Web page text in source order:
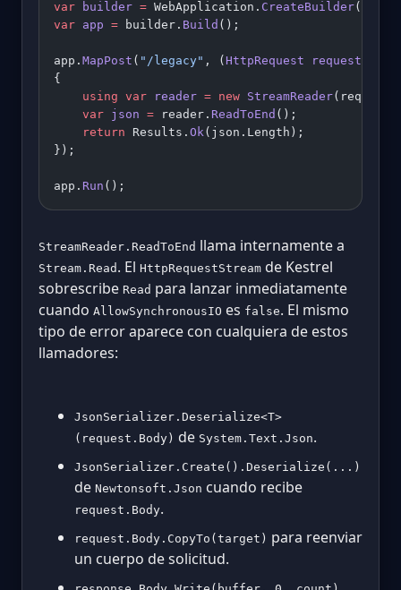
var builder = WebApplication. CreateBuilder
var app = builder. Build ();
app. MapPost ( "/legacy" , (HttpRequest request
{
    using
var reader = new StreamReader
    var
json = reader. ReadToEnd
    return
Results. Ok (json.Length);
});
app. Run ();
StreamReader.ReadToEnd llama internamente a
Stream.Read . El HttpRequestStream de Kestrel
sobrescribe Read para lanzar inmediatamente
cuando AllowSynchronousIO es false. El mismo
tipo de error aparece con cualquiera de estos
llamadores:
JsonSerializer.Deserialize<T>
(request.Body) de System.Text.Json.
JsonSerializer.Create().Deserialize(...)
de Newtonsoft.Json cuando recibe
request.Body.
request.Body.CopyTo(target) para reenviar
un cuerpo de solicitud.